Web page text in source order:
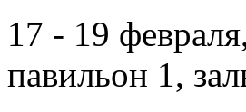
17 - 19
павильон 1,